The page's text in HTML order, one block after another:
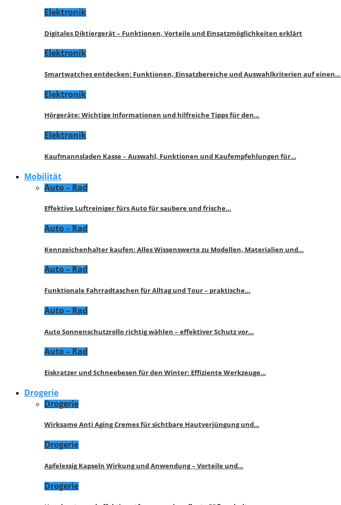
Elektronik
Digitales Diktiergerät – Funktionen, Vorteile und Einsatzmöglichkeiten erklärt
Elektronik
Smartwatches entdecken: Funktionen, Einsatzbereiche und Auswahlkriterien auf einen…
Elektronik
Hörgeräte: Wichtige Informationen und hilfreiche Tipps für den…
Elektronik
Kaufmannsladen Kasse – Auswahl, Funktionen und Kaufempfehlungen für…
Mobilität
Auto – Rad
Effektive Luftreiniger fürs Auto für saubere und frische…
Auto – Rad
Kennzeichenhalter kaufen: Alles Wissenswerte zu Modellen, Materialien und…
Auto – Rad
Funktionale Fahrradtaschen für Alltag und Tour – praktische…
Auto – Rad
Auto Sonnenschutzrollo richtig wählen – effektiver Schutz vor…
Auto – Rad
Eiskratzer und Schneebesen für den Winter: Effiziente Werkzeuge…
Drogerie
Drogerie
Wirksame Anti Aging Cremes für sichtbare Hautverjüngung und…
Drogerie
Apfelessig Kapseln Wirkung und Anwendung – Vorteile und…
Drogerie